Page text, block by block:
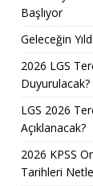
Başlıyor
Geleceğin
2026 LGS
Duyurulacak?
LGS 2026
Açıklanacak?
2026 KPSS
Tarihleri